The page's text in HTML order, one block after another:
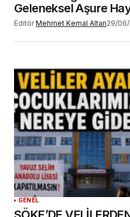
Geleneksel Aşure
Editör Mehmet Kemal Altan29/
GENEL